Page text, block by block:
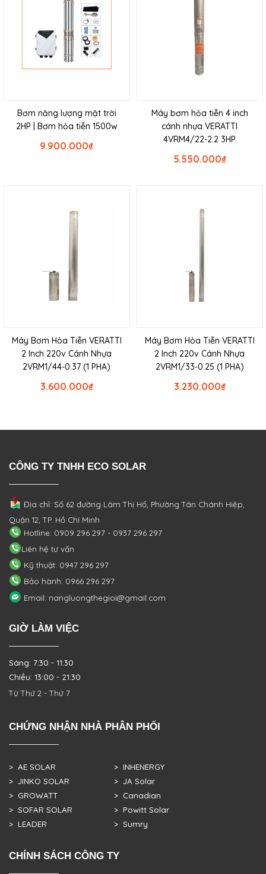
Bơm năng lượng mặt trời
2HP | Bơm hỏa tiễn 1500w
₫
9.900.000
Máy bơm hỏa tiễn 4 inch
cánh nhựa VERATTI
4VRM4/22-2.2 3HP
₫
5.550.000
Máy Bơm Hỏa Tiễn VERATTI
2 Inch 220v Cánh Nhựa
2VRM1/44-0.37 (1 PHA)
₫
3.600.000
Máy Bơm Hỏa Tiễn VERATTI
2 Inch 220v Cánh Nhựa
2VRM1/33-0.25 (1 PHA)
₫
3.230.000
CÔNG TY TNHH ECO SOLAR
Địa chỉ: Số 62 đường Lâm Thị Hố, PhườngTân Chánh Hiệp,
Quận 12, TP. Hồ Chí Minh
Hotline: 0909 296 297 - 0937 296 297
Liên hệ tư vấn
Kỹ thuật: 0947 296 297
Bảo hành: 0966 296 297
Email: nangluongthegioi@gmail.com
GIỜ LÀM VIỆC
Sáng: 7:30 - 11:30
Chiều: 13:00 - 21:30
Từ Thứ 2 - Thứ 7
CHỨNG NHẬN NHÀ PHÂN PHỐI
> AE SOLAR
> JINKO SOLAR
> GROWATT
> SOFAR SOLAR
> LEADER
> INHENERGY
> JA Solar
> Canadian
> Powitt Solar
> Sumry
CHÍNH SÁCH CÔNG TY